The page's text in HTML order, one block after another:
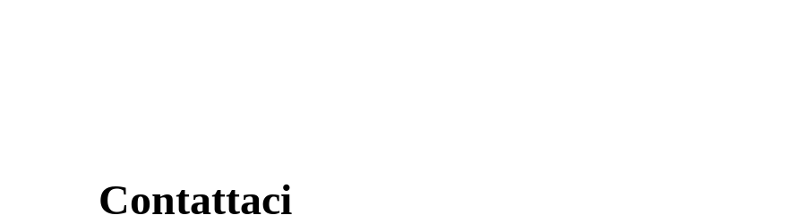
Contattaci